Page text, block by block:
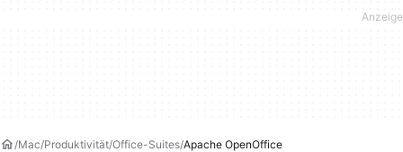
Mac Produktivität Office-Suites Apache OpenOffice